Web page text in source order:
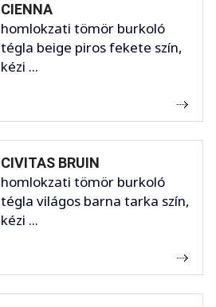
CIENNA
homlokzati tömör burkoló
tégla beige piros fekete szín,
kézi ...
CIVITAS BRUIN
homlokzati tömör burkoló
tégla világos barna tarka szín,
kézi ...